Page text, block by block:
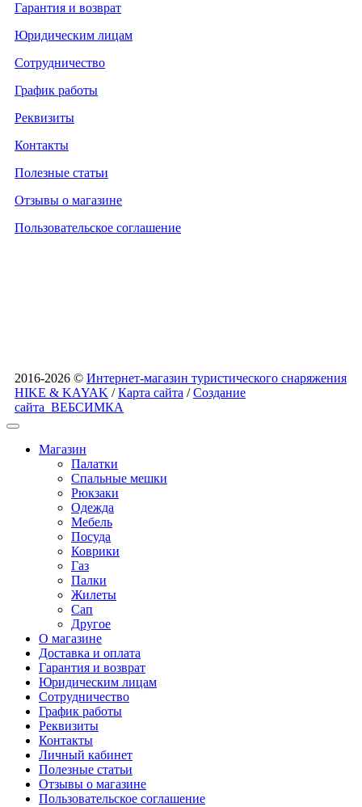
Гарантия и возврат
Юридическим лицам
Сотрудничество
График работы
Реквизиты
Контакты
Полезные статьи
Отзывы о магазине
Пользовательское соглашение
2016-2026 © Интернет-магазин туристического снаряжения
HIKE & KAYAK /Карта сайта /Создание
сайта ВЕБСИМКА
Магазин
Палатки
Спальные мешки
Рюкзаки
Одежда
Мебель
Посуда
Коврики
Газ
Палки
Жилеты
Сап
Другое
О магазине
Доставка и оплата
Гарантия и возврат
Юридическим лицам
Сотрудничество
График работы
Реквизиты
Контакты
Личный кабинет
Полезные статьи
Отзывы о магазине
Пользовательское соглашение